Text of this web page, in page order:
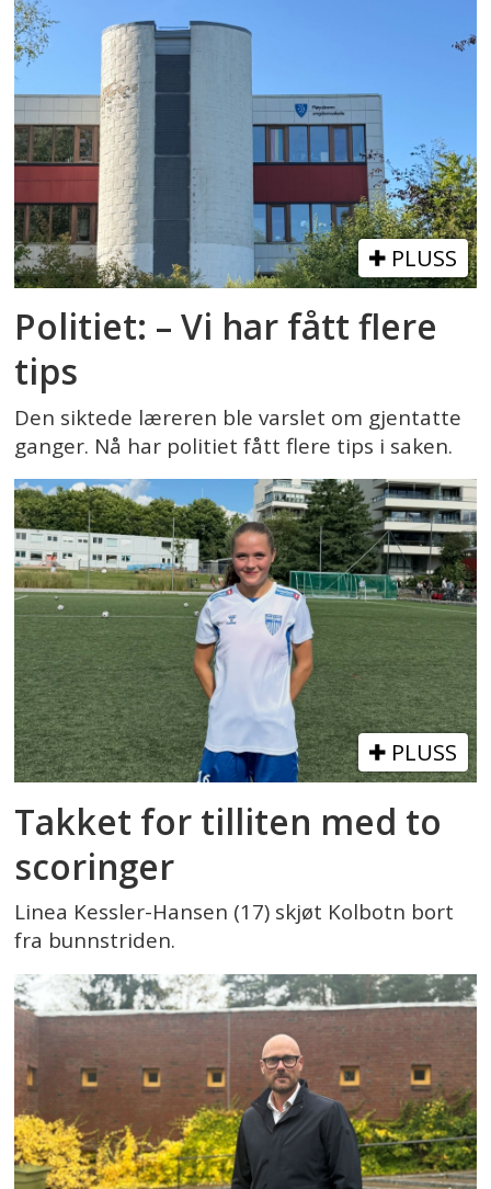
PLUSS
Politiet: – Vi har fått flere
tips
Den siktede læreren ble varslet om gjentatte
ganger. Nå har politiet fått flere tips i saken.
PLUSS
Takket for tilliten med to
scoringer
Linea Kessler-Hansen (17) skjøt Kolbotn bort
fra bunnstriden.